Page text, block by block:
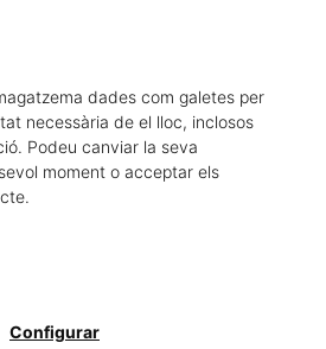
dades com galetes per
necessària de el lloc, inclosos
Podeu canviar la seva
moment o acceptar els
Configurar